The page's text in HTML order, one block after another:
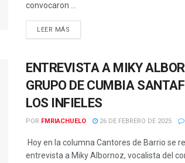
convocaron ...
LEER MÁS
ENTREVISTA A MIKY
GRUPO DE CUMBIA
LOS INFIELES
POR FMRIACHUELO 26 DE FEBRERO DE 2025
Hoy en la columna Cantores de Barrio se
entrevista a Miky Albornoz, vocalista del